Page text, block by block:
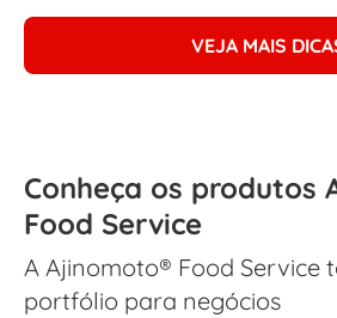
VEJA MAIS
Conheça os produtos
Food Service
A Ajinomoto® Food Service
portfólio para negócios